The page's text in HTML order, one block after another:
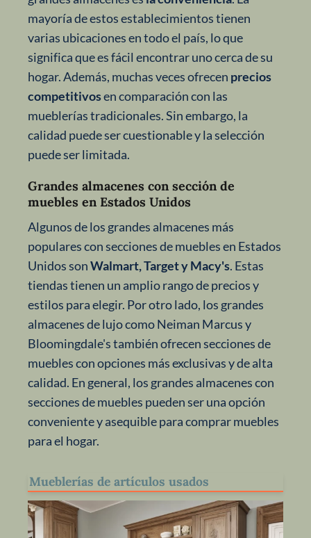
mayoría de estos establecimientos tienen
varias ubicaciones en todo el país, lo que
significa que es fácil encontrar uno cerca de su
hogar. Además, muchas veces ofrecen precios
competitivosen comparación con las
mueblerías tradicionales. Sin embargo, la
calidad puede ser cuestionable y la selección
puede ser limitada.
Grandes almacenes con sección de
muebles en Estados Unidos
Algunos de los grandes almacenes más
populares con secciones de muebles en Estados
Unidos sonWalmart, Target y Macy's. Estas
tiendas tienen un amplio rango de precios y
estilos para elegir. Por otro lado, los grandes
almacenes de lujo como Neiman Marcus y
Bloomingdale's también ofrecen secciones de
muebles con opciones más exclusivas y de alta
calidad. En general, los grandes almacenes con
secciones de muebles pueden ser una opción
conveniente y asequible para comprar muebles
para el hogar.
Mueblerías de artículos usados